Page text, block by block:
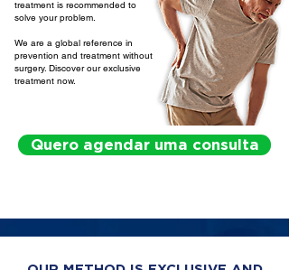
treatment is recommended to
solve your problem.
We are a global reference in
prevention and treatment without
surgery. Discover our exclusive
treatment now.
Quero agendar uma consulta